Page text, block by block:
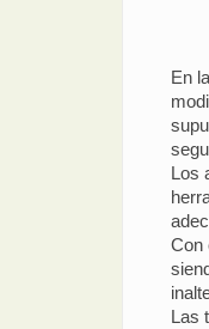
En
Los
Con
Las